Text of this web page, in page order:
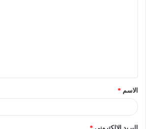
السمعة المرموقة، وكذا التقدم الذى
قبلة تعليمية استثمارًا لمكانتها في
الاسم *